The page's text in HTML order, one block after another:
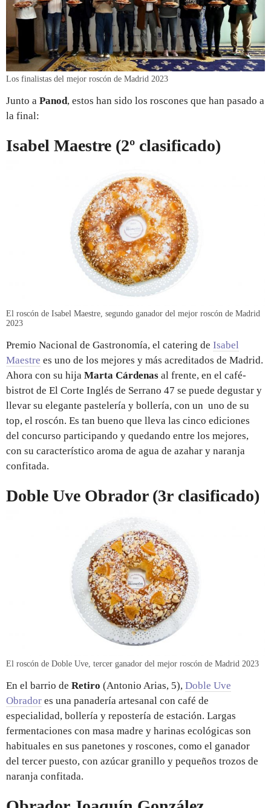
Los finalistas del mejor roscón de Madrid 2023
Junto a Panod, estos han sido los roscones que han pasado a
la final:
Isabel Maestre (2º clasificado)
El roscón de Isabel Maestre, segundo ganador del mejor roscón de Madrid
2023
Premio Nacional de Gastronomía, el catering de Isabel
Maestre es uno de los mejores y más acreditados de Madrid.
Ahora con su hija Marta Cárdenas al frente, en el café-
bistrot de El Corte Inglés de Serrano 47 se puede degustar y
llevar su elegante pastelería y bollería, con un uno de su
top, el roscón. Es tan bueno que lleva las cinco ediciones
del concurso participando y quedando entre los mejores,
con su característico aroma de agua de azahar y naranja
confitada.
Doble Uve Obrador (3r clasificado)
El roscón de Doble Uve, tercer ganador del mejor roscón de Madrid 2023
En el barrio de Retiro (Antonio Arias, 5), Doble Uve
Obrador es una panadería artesanal con café de
especialidad, bollería y repostería de estación. Largas
fermentaciones con masa madre y harinas ecológicas son
habituales en sus panetones y roscones, como el ganador
del tercer puesto, con azúcar granillo y pequeños trozos de
naranja confitada.